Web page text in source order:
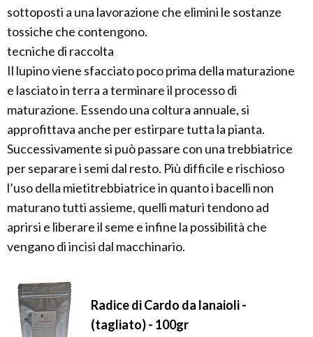
sottoposti a una lavorazione che elimini le sostanze
tossiche che contengono.
tecniche di raccolta
Il lupino viene sfacciato poco prima della maturazione
e lasciato in terra a terminare il processo di
maturazione. Essendo una coltura annuale, si
approfittava anche per estirpare tutta la pianta.
Successivamente si può passare con una trebbiatrice
per separare i semi dal resto. Più difficile e rischioso
l’uso della mietitrebbiatrice in quanto i bacelli non
maturano tutti assieme, quelli maturi tendono ad
aprirsi e liberare il seme e infine la possibilità che
vengano di incisi dal macchinario.
Radice di Cardo da lanaioli -
(tagliato) - 100gr